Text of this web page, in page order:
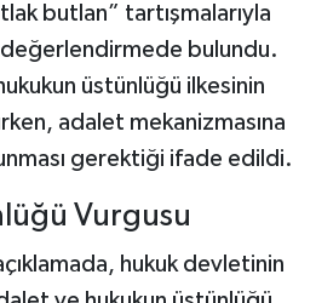
butlan” tartışmalarıyla
bulundu.
üstünlüğü ilkesinin
adalet mekanizmasına
gerektiği ifade edildi.
Vurgusu
hukuk devletinin